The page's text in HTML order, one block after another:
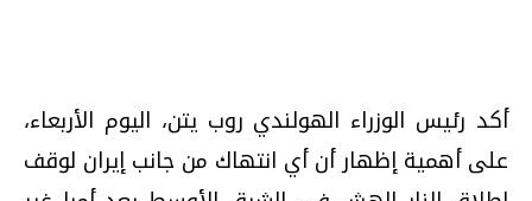
أكد رئيس الوزراء الهولندي روب يتن، اليوم الأربعاء،
على أهمية إظهار أن أي انتهاك من جانب إيران لوقف